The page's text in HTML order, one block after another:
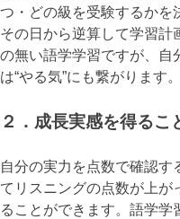
つ・どの級を受験するかを
その日から逆算して学習計
の無い語学学習ですが、自
は“やる気”にも繋がります。
２．成長実感を得るこ
自分の実力を点数で確認
てリスニングの点数が上が
ることができます。語学学